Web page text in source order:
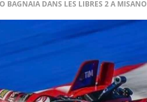
BAGNAIA DANS LES LIBRES 2 A MISANO